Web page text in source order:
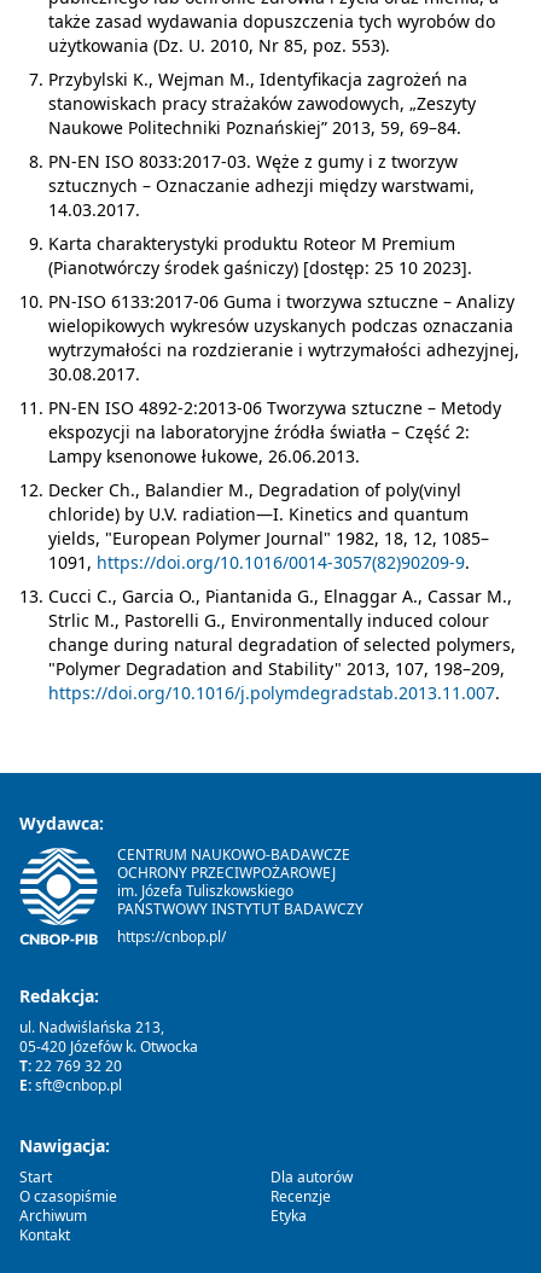
także zasad wydawania dopuszczenia tych wyrobów do
użytkowania (Dz. U. 2010, Nr 85, poz. 553).
Przybylski K., Wejman M., Identyfikacja zagrożeń na
stanowiskach pracy strażaków zawodowych, „Zeszyty
Naukowe Politechniki Poznańskiej” 2013, 59, 69–84.
PN-EN ISO 8033:2017-03. Węże z gumy i z tworzyw
sztucznych – Oznaczanie adhezji między warstwami,
14.03.2017.
Karta charakterystyki produktu Roteor M Premium
(Pianotwórczy środek gaśniczy) [dostęp: 25 10 2023].
PN-ISO 6133:2017-06 Guma i tworzywa sztuczne – Analizy
wielopikowych wykresów uzyskanych podczas oznaczania
wytrzymałości na rozdzieranie i wytrzymałości adhezyjnej,
30.08.2017.
PN-EN ISO 4892-2:2013-06 Tworzywa sztuczne – Metody
ekspozycji na laboratoryjne źródła światła – Część 2:
Lampy ksenonowe łukowe, 26.06.2013.
Decker Ch., Balandier M., Degradation of poly(vinyl
chloride) by U.V. radiation—I. Kinetics and quantum
yields, "European Polymer Journal" 1982, 18, 12, 1085–
1091, https://doi.org/10.1016/0014-3057(82)90209-9.
Cucci C., Garcia O., Piantanida G., Elnaggar A., Cassar M.,
Strlic M., Pastorelli G., Environmentally induced colour
change during natural degradation of selected polymers,
"Polymer Degradation and Stability" 2013, 107, 198–209,
https://doi.org/10.1016/j.polymdegradstab.2013.11.007.
Wydawca:
CENTRUM NAUKOWO-BADAWCZE
OCHRONY PRZECIWPOŻAROWEJ
im. Józefa Tuliszkowskiego
PAŃSTWOWY INSTYTUT BADAWCZY
https://cnbop.pl/
Redakcja:
ul. Nadwiślańska 213,
05-420 Józefów k. Otwocka
T:22 769 32 20
E:sft@cnbop.pl
Nawigacja:
Start
O czasopiśmie
Archiwum
Kontakt
Dla autorów
Recenzje
Etyka